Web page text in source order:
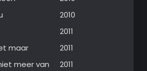
2010
2011
maar
2011
meer van
2011